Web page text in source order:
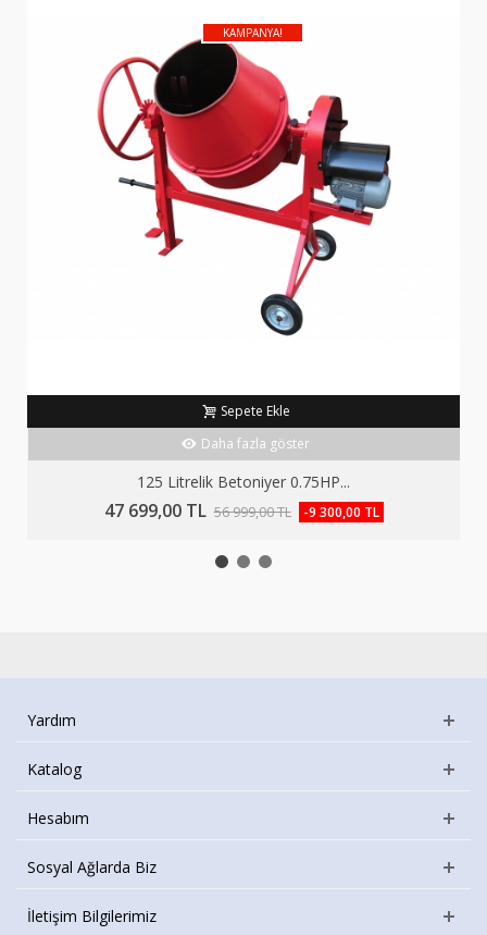
KAMPANYA!
Sepete Ekle
Daha fazla göster
125 Litrelik Betoniyer 0.75HP...
47 699,00 TL 56 999,00 TL -9 300,00 TL
Yardım
Katalog
Hesabım
Sosyal Ağlarda Biz
İletişim Bilgilerimiz